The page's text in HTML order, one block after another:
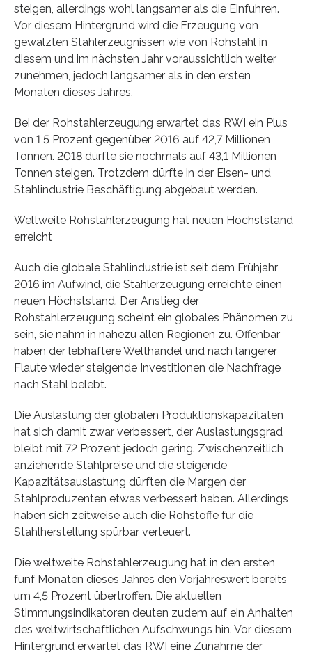
steigen, allerdings wohl langsamer als die Einfuhren.
Vor diesem Hintergrund wird die Erzeugung von
gewalzten Stahlerzeugnissen wie von Rohstahl in
diesem und im nächsten Jahr voraussichtlich weiter
zunehmen, jedoch langsamer als in den ersten
Monaten dieses Jahres.
Bei der Rohstahlerzeugung erwartet das RWI ein Plus
von 1,5 Prozent gegenüber 2016 auf 42,7 Millionen
Tonnen. 2018 dürfte sie nochmals auf 43,1 Millionen
Tonnen steigen. Trotzdem dürfte in der Eisen- und
Stahlindustrie Beschäftigung abgebaut werden.
Weltweite Rohstahlerzeugung hat neuen Höchststand
erreicht
Auch die globale Stahlindustrie ist seit dem Frühjahr
2016 im Aufwind, die Stahlerzeugung erreichte einen
neuen Höchststand. Der Anstieg der
Rohstahlerzeugung scheint ein globales Phänomen zu
sein, sie nahm in nahezu allen Regionen zu. Offenbar
haben der lebhaftere Welthandel und nach längerer
Flaute wieder steigende Investitionen die Nachfrage
nach Stahl belebt.
Die Auslastung der globalen Produktionskapazitäten
hat sich damit zwar verbessert, der Auslastungsgrad
bleibt mit 72 Prozent jedoch gering. Zwischenzeitlich
anziehende Stahlpreise und die steigende
Kapazitätsauslastung dürften die Margen der
Stahlproduzenten etwas verbessert haben. Allerdings
haben sich zeitweise auch die Rohstoffe für die
Stahlherstellung spürbar verteuert.
Die weltweite Rohstahlerzeugung hat in den ersten
fünf Monaten dieses Jahres den Vorjahreswert bereits
um 4,5 Prozent übertroffen. Die aktuellen
Stimmungsindikatoren deuten zudem auf ein Anhalten
des weltwirtschaftlichen Aufschwungs hin. Vor diesem
Hintergrund erwartet das RWI eine Zunahme der